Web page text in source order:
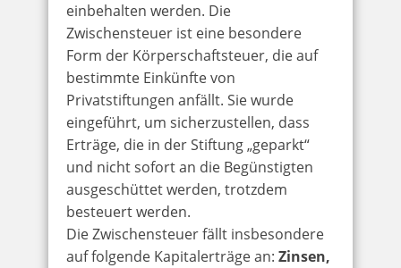
einbehalten werden. Die
Zwischensteuer ist eine besondere
Form der Körperschaftsteuer, die auf
bestimmte Einkünfte von
Privatstiftungen anfällt. Sie wurde
eingeführt, um sicherzustellen, dass
Erträge, die in der Stiftung „geparkt“
und nicht sofort an die Begünstigten
ausgeschüttet werden, trotzdem
besteuert werden.
Die Zwischensteuer fällt insbesondere
auf folgende Kapitalerträge an: Zinsen,